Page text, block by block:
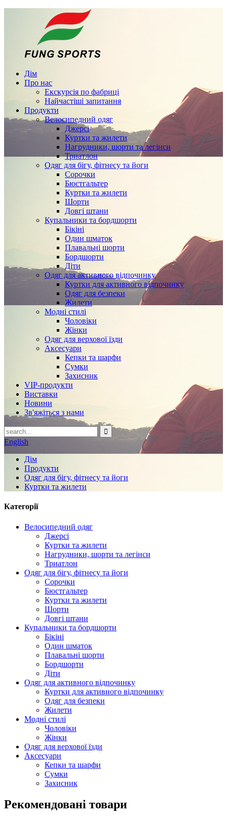
Дім
Про нас
Екскурсія по фабриці
Найчастіші запитання
Продукти
Велосипедний одяг
Джерсі
Куртки та жилети
Нагрудники, шорти та легінси
Триатлон
Одяг для бігу, фітнесу та йоги
Сорочки
Бюстгальтер
Куртки та жилети
Шорти
Довгі штани
Купальники та бордшорти
Бікіні
Один шматок
Плавальні шорти
Бордшорти
Діти
Одяг для активного відпочинку
Куртки для активного відпочинку
Одяг для безпеки
Жилети
Модні стилі
Чоловіки
Жінки
Одяг для верхової їзди
Аксесуари
Кепки та шарфи
Сумки
Захисник
VIP-продукти
Виставки
Новини
Зв'яжіться з нами
English
Дім
Продукти
Одяг для бігу, фітнесу та йоги
Куртки та жилети
Категорії
Велосипедний одяг
Джерсі
Куртки та жилети
Нагрудники, шорти та легінси
Триатлон
Одяг для бігу, фітнесу та йоги
Сорочки
Бюстгальтер
Куртки та жилети
Шорти
Довгі штани
Купальники та бордшорти
Бікіні
Один шматок
Плавальні шорти
Бордшорти
Діти
Одяг для активного відпочинку
Куртки для активного відпочинку
Одяг для безпеки
Жилети
Модні стилі
Чоловіки
Жінки
Одяг для верхової їзди
Аксесуари
Кепки та шарфи
Сумки
Захисник
Рекомендовані товари